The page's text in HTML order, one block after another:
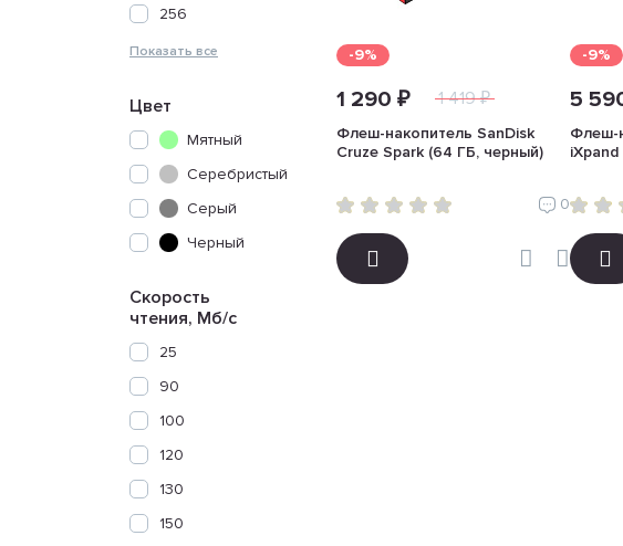
256
Цвет
Мятный
Серебристый
Серый
Черный
Скорость
чтения, Мб/с
25
90
100
120
130
150
-9%
1 290 ₽ 1 419 ₽
Флеш-накопитель SanDisk
Cruze Spark (64 ГБ, черный)
0
-9%
5
Флеш-